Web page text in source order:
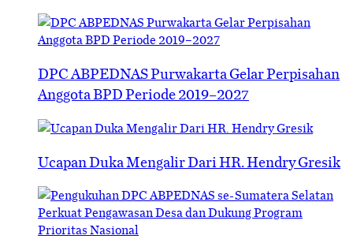
DPC ABPEDNAS Purwakarta Gelar Perpisahan
Anggota BPD Periode 2019–2027
Ucapan Duka Mengalir Dari HR. Hendry Gresik